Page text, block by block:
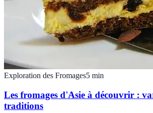
Exploration des Fromages5 min
Les fromages d'Asie à découvrir :
traditions